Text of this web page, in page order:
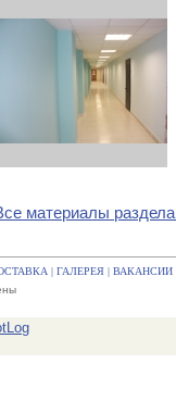
материалы
ГАЛЕРЕЯ ВАКАНСИИ